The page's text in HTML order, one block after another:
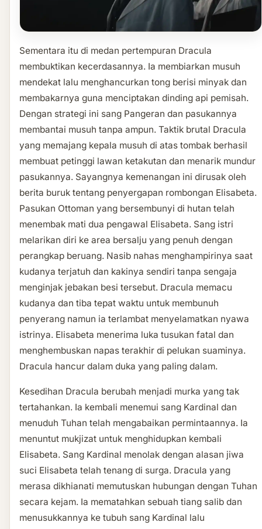
Sementara itu di medan pertempuran Dracula
membuktikan kecerdasannya. Ia membiarkan musuh
mendekat lalu menghancurkan tong berisi minyak dan
membakarnya guna menciptakan dinding api pemisah.
Dengan strategi ini sang Pangeran dan pasukannya
membantai musuh tanpa ampun. Taktik brutal Dracula
yang memajang kepala musuh di atas tombak berhasil
membuat petinggi lawan ketakutan dan menarik mundur
pasukannya. Sayangnya kemenangan ini dirusak oleh
berita buruk tentang penyergapan rombongan Elisabeta.
Pasukan Ottoman yang bersembunyi di hutan telah
menembak mati dua pengawal Elisabeta. Sang istri
melarikan diri ke area bersalju yang penuh dengan
perangkap beruang. Nasib nahas menghampirinya saat
kudanya terjatuh dan kakinya sendiri tanpa sengaja
menginjak jebakan besi tersebut. Dracula memacu
kudanya dan tiba tepat waktu untuk membunuh
penyerang namun ia terlambat menyelamatkan nyawa
istrinya. Elisabeta menerima luka tusukan fatal dan
menghembuskan napas terakhir di pelukan suaminya.
Dracula hancur dalam duka yang paling dalam.
Kesedihan Dracula berubah menjadi murka yang tak
tertahankan. Ia kembali menemui sang Kardinal dan
menuduh Tuhan telah mengabaikan permintaannya. Ia
menuntut mukjizat untuk menghidupkan kembali
Elisabeta. Sang Kardinal menolak dengan alasan jiwa
suci Elisabeta telah tenang di surga. Dracula yang
merasa dikhianati memutuskan hubungan dengan Tuhan
secara kejam. Ia mematahkan sebuah tiang salib dan
menusukkannya ke tubuh sang Kardinal lalu